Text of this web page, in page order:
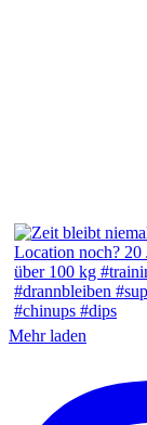
Mehr laden